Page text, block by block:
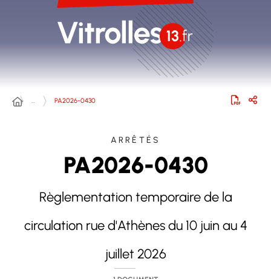
… PA2026-0430
ARRÊTÉS
PA2026-0430
Règlementation temporaire de la
circulation rue d'Athènes du 10 juin au 4
juillet 2026